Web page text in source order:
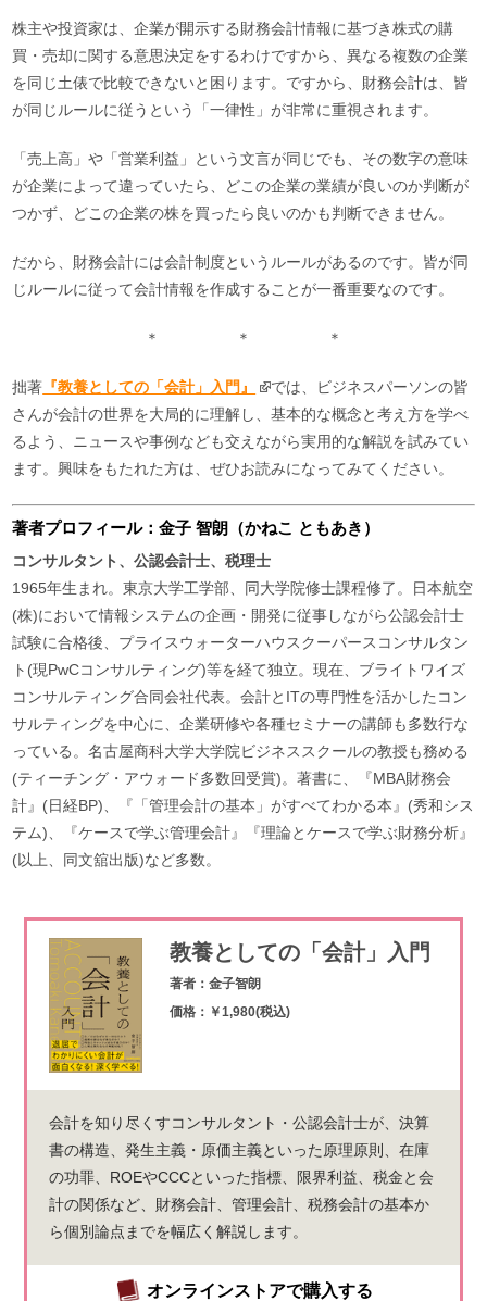
株主や投資家は、企業が開示する財務会計情報に基づき株式の購
買・売却に関する意思決定をするわけですから、異なる複数の企業
を同じ土俵で比較できないと困ります。ですから、財務会計は、皆
が同じルールに従うという「一律性」が非常に重視されます。
「売上高」や「営業利益」という文言が同じでも、その数字の意味
が企業によって違っていたら、どこの企業の業績が良いのか判断が
つかず、どこの企業の株を買ったら良いのかも判断できません。
だから、財務会計には会計制度というルールがあるのです。皆が同
じルールに従って会計情報を作成することが一番重要なのです。
＊ ＊ ＊
拙著 『教養としての「会計」入門』
では、ビジネスパーソンの皆
さんが会計の世界を大局的に理解し、基本的な概念と考え方を学べ
るよう、ニュースや事例なども交えながら実用的な解説を試みてい
ます。興味をもたれた方は、ぜひお読みになってみてください。
著者プロフィール：金子 智朗（かねこ ともあき）
コンサルタント、公認会計士、税理士
1965年生まれ。東京大学工学部、同大学院修士課程修了。日本航空
(株)において情報システムの企画・開発に従事しながら公認会計士
試験に合格後、プライスウォーターハウスクーパースコンサルタン
ト(現PwCコンサルティング)等を経て独立。現在、ブライトワイズ
コンサルティング合同会社代表。会計とITの専門性を活かしたコン
サルティングを中心に、企業研修や各種セミナーの講師も多数行な
っている。名古屋商科大学大学院ビジネススクールの教授も務める
(ティーチング・アウォード多数回受賞)。著書に、『MBA財務会
計』(日経BP)、『「管理会計の基本」がすべてわかる本』(秀和シス
テム)、『ケースで学ぶ管理会計』『理論とケースで学ぶ財務分析』
(以上、同文舘出版)など多数。
教養としての「会計」入門
著者：金子智朗
価格：￥1,980(税込)
会計を知り尽くすコンサルタント・公認会計士が、決算
書の構造、発生主義・原価主義といった原理原則、在庫
の功罪、ROEやCCCといった指標、限界利益、税金と会
計の関係など、財務会計、管理会計、税務会計の基本か
ら個別論点までを幅広く解説します。
オンラインストアで購入する